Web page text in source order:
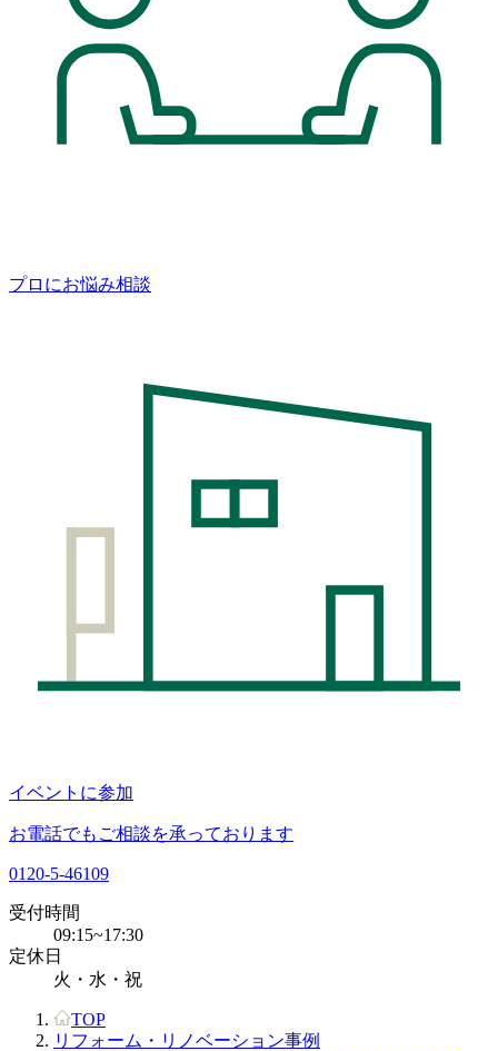
プロにお悩み相談
イベントに参加
お電話でもご相談を承っております
0120-5-46109
受付時間
09:15~17:30
定休日
火・水・祝
TOP
リフォーム・リノベーション事例